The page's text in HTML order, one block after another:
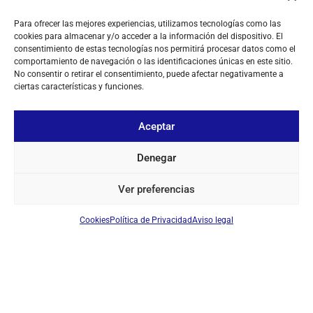
Para ofrecer las mejores experiencias, utilizamos tecnologías como las
cookies para almacenar y/o acceder a la información del dispositivo. El
consentimiento de estas tecnologías nos permitirá procesar datos como el
comportamiento de navegación o las identificaciones únicas en este sitio.
No consentir o retirar el consentimiento, puede afectar negativamente a
ciertas características y funciones.
Aceptar
Denegar
Ver preferencias
CookiesPolítica de PrivacidadAviso legal
CONTACTO
SÍGUENOS
+ 34 933 348 800
info@pihernz.com
Linkedin
Instagram